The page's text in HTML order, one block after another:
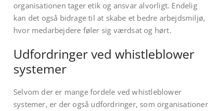
organisationen tager etik og ansvar alvorligt. Endelig
kan det også bidrage til at skabe et bedre arbejdsmiljø,
hvor medarbejdere føler sig værdsat og hørt.
Udfordringer ved whistleblower
systemer
Selvom der er mange fordele ved whistleblower
systemer, er der også udfordringer, som organisationer